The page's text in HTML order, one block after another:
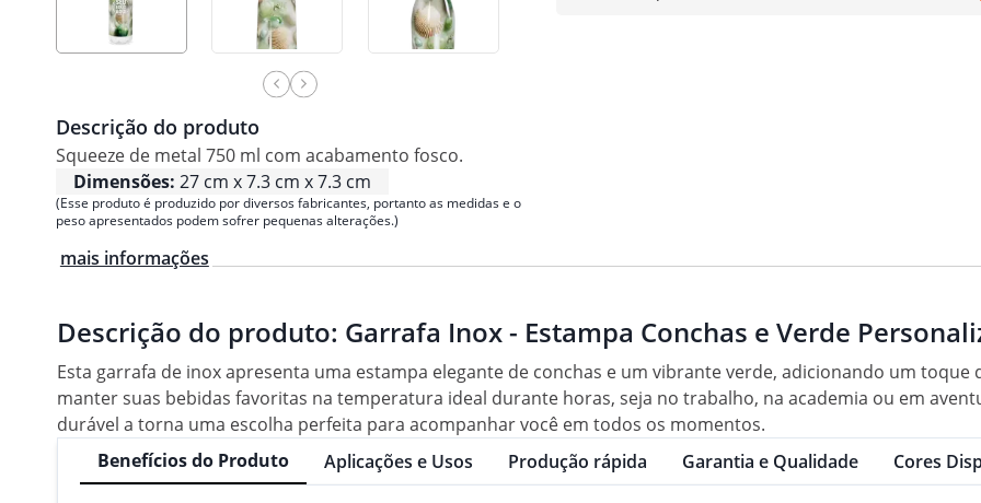
Descrição do produto
Squeeze de metal 750 ml com acabamento fosco.
Dimensões: 27 cm x 7.3 cm x 7.3 cm
(Esse produto é produzido por diversos fabricantes, portanto as medidas e o
peso apresentados podem sofrer pequenas alterações.)
mais informações
Descrição do produto: Garrafa Inox - Estampa Conchas e Verde
Esta garrafa de inox apresenta uma estampa elegante de conchas e um vibrante verde, adicionando um toque
manter suas bebidas favoritas na temperatura ideal durante horas, seja no trabalho, na academia ou em
durável a torna uma escolha perfeita para acompanhar você em todos os momentos.
Benefícios do Produto
Aplicações e Usos Produção rápida Garantia e Qualidade Cores